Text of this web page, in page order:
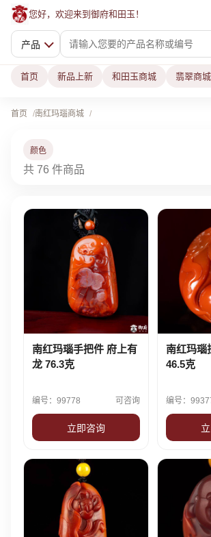
您好，欢迎来到御府和田玉！
产品
首页 新品上新 和田玉商城 翡翠商城
首页 南红玛瑙商城
颜色
共 76 件商品
南红玛瑙手把件 府上有
龙 76.3克
编号：99778 可咨询
立即咨询
南红玛瑙
46.5克
编号：